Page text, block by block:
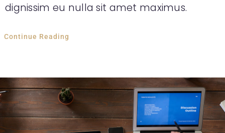
dignissim eu nulla sit amet maximus.
Continue Reading